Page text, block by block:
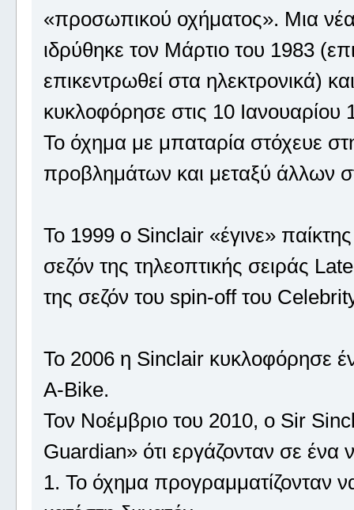
«προσωπικού οχήματος». Μια
ιδρύθηκε τον Μάρτιο του 1983
επικεντρωθεί στα ηλεκτρονικά)
κυκλοφόρησε στις 10 Ιανουαρίου
Το όχημα με μπαταρία στόχευε
προβλημάτων και μεταξύ άλλων
Το 1999 ο Sinclair «έγινε»
σεζόν της τηλεοπτικής σειράς
της σεζόν του spin-off του
Το 2006 η Sinclair κυκλοφόρησε
A-Bike.
Τον Νοέμβριο του 2010, ο Sir
Guardian» ότι εργάζονταν σε
1. Το όχημα προγραμματίζονταν